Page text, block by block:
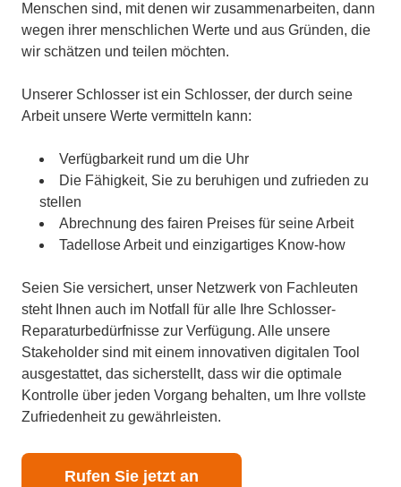
Menschen sind, mit denen wir zusammenarbeiten, dann
wegen ihrer menschlichen Werte und aus Gründen, die
wir schätzen und teilen möchten.
Unserer Schlosser ist ein Schlosser, der durch seine
Arbeit unsere Werte vermitteln kann:
Verfügbarkeit rund um die Uhr
Die Fähigkeit, Sie zu beruhigen und zufrieden zu
stellen
Abrechnung des fairen Preises für seine Arbeit
Tadellose Arbeit und einzigartiges Know-how
Seien Sie versichert, unser Netzwerk von Fachleuten
steht Ihnen auch im Notfall für alle Ihre Schlosser-
Reparaturbedürfnisse zur Verfügung. Alle unsere
Stakeholder sind mit einem innovativen digitalen Tool
ausgestattet, das sicherstellt, dass wir die optimale
Kontrolle über jeden Vorgang behalten, um Ihre vollste
Zufriedenheit zu gewährleisten.
Rufen Sie jetzt an